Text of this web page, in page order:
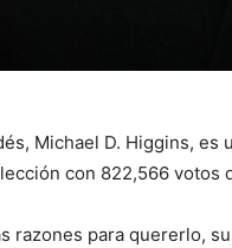
Michael D. Higgins,
con 822,566 votos
razones para quererlo,